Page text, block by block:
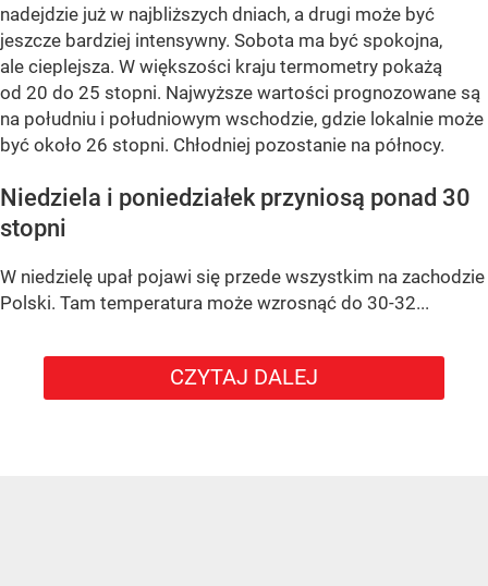
nadejdzie już w najbliższych dniach, a drugi może być
jeszcze bardziej intensywny. Sobota ma być spokojna,
ale cieplejsza. W większości kraju termometry pokażą
od 20 do 25 stopni. Najwyższe wartości prognozowane są
na południu i południowym wschodzie, gdzie lokalnie może
być około 26 stopni. Chłodniej pozostanie na północy.
Niedziela i poniedziałek przyniosą ponad 30
stopni
W niedzielę upał pojawi się przede wszystkim na zachodzie
Polski. Tam temperatura może wzrosnąć do 30-32...
CZYTAJ DALEJ